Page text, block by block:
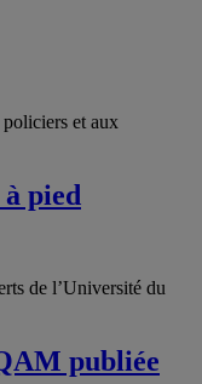
et aux
pied
de l’Université du
publiée